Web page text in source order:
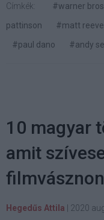
Címkék: #warner bros
pattinson
#matt
#paul dano
#andy
10 magyar
amit
filmvásznon
Hegedűs Attila 2020